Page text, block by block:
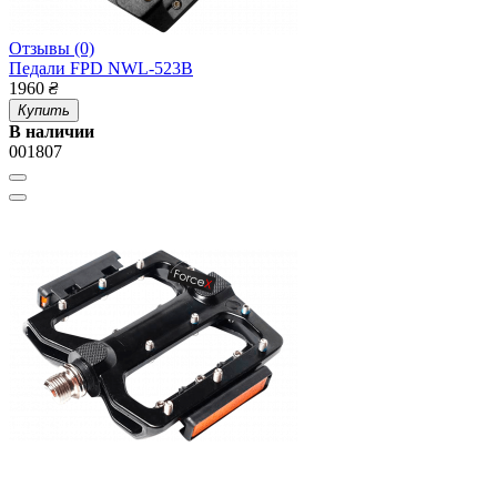
Отзывы (0)
Педали FPD NWL-523B
1960 ₴
Купить
В наличии
001807